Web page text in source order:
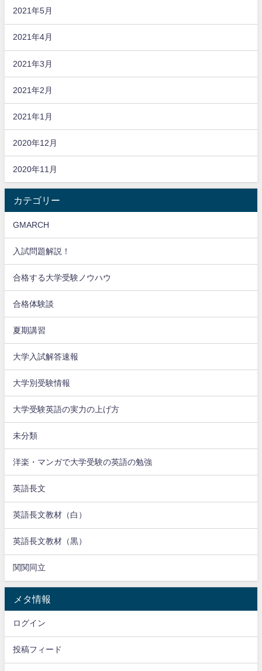
2021年5月
2021年4月
2021年3月
2021年2月
2021年1月
2020年12月
2020年11月
カテゴリー
GMARCH
入試問題解説！
合格する大学受験ノウハウ
合格体験談
夏期講習
大学入試解答速報
大学別受験情報
大学受験英語の実力の上げ方
未分類
洋楽・マンガで大学受験の英語の勉強
英語長文
英語長文教材（白）
英語長文教材（黒）
関関同立
メタ情報
ログイン
投稿フィード